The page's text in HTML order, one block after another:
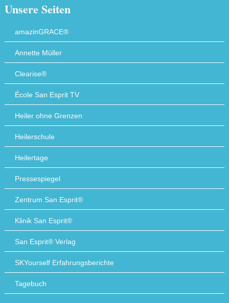
Unsere Seiten
amazinGRACE®
Annette Müller
Clearise®
École San Esprit TV
Heiler ohne Grenzen
Heilerschule
Heilertage
Pressespiegel
Zentrum San Esprit®
Klinik San Esprit®
San Esprit® Verlag
SKYourself Erfahrungsberichte
Tagebuch